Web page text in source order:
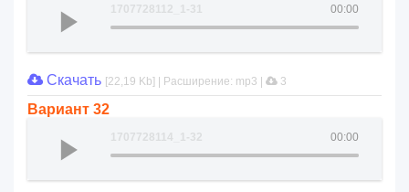
00:00
1707728112_1-31
Скачать [22,19 Kb] | Расширение: mp3 | 3
Вариант 32
00:00
1707728114_1-32